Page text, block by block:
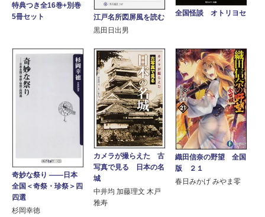
特典つき全16巻+別巻
5冊セット
江戸名所図屏風を読む
黒田日出男
全国怪談 オトリヨセ
奇妙な祭り ――日本
全国＜奇祭・珍祭＞四
四選
杉岡幸徳
カメラが撮らえた 古
写真で見る 日本の名
城
中井均 加藤理文 木戸
雅寿
織田信奈の野望 全国
版 ２１
春日みかげ みやま零